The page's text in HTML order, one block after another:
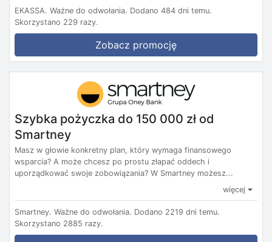
EKASSA. Ważne do odwołania. Dodano 484 dni temu.
Skorzystano 229 razy.
Zobacz promocję
Szybka pożyczka do 150 000 zł od
Smartney
Masz w głowie konkretny plan, który wymaga finansowego
wsparcia? A może chcesz po prostu złapać oddech i
uporządkować swoje zobowiązania? W Smartney możesz...
więcej
Smartney. Ważne do odwołania. Dodano 2219 dni temu.
Skorzystano 2885 razy.